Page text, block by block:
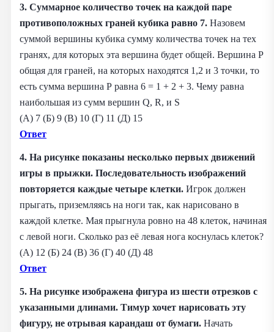
3. Суммарное количество точек на каждой паре
противоположных граней кубика равно 7. Назовем
суммой вершины кубика сумму количества точек на тех
гранях, для которых эта вершина будет общей. Вершина Р
общая для граней, на которых находятся 1,2 и 3 точки, то
есть сумма вершина Р равна 6 = 1 + 2 + 3. Чему равна
наибольшая из сумм вершин Q, R, и S
(А) 7 (Б) 9 (В) 10 (Г) 11 (Д) 15
Ответ
4. На рисунке показаны несколько первых движений
игры в прыжки. Последовательность изображений
повторяется каждые четыре клетки. Игрок должен
прыгать, приземляясь на ноги так, как нарисовано в
каждой клетке. Мая прыгнула ровно на 48 клеток, начиная
с левой ноги. Сколько раз её левая нога коснулась клеток?
(А) 12 (Б) 24 (В) 36 (Г) 40 (Д) 48
Ответ
5. На рисунке изображена фигура из шести отрезков с
указанными длинами. Тимур хочет нарисовать эту
фигуру, не отрывая карандаш от бумаги. Начать